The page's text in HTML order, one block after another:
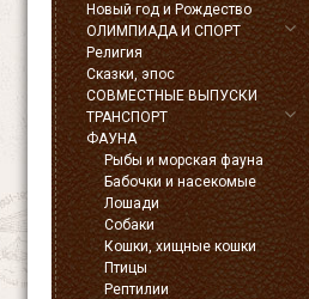
Новый год и Рождество
ОЛИМПИАДА И СПОРТ
Религия
Сказки, эпос
СОВМЕСТНЫЕ ВЫПУСКИ
ТРАНСПОРТ
ФАУНА
Рыбы и морская фауна
Бабочки и насекомые
Лошади
Собаки
Кошки, хищные кошки
Птицы
Рептилии